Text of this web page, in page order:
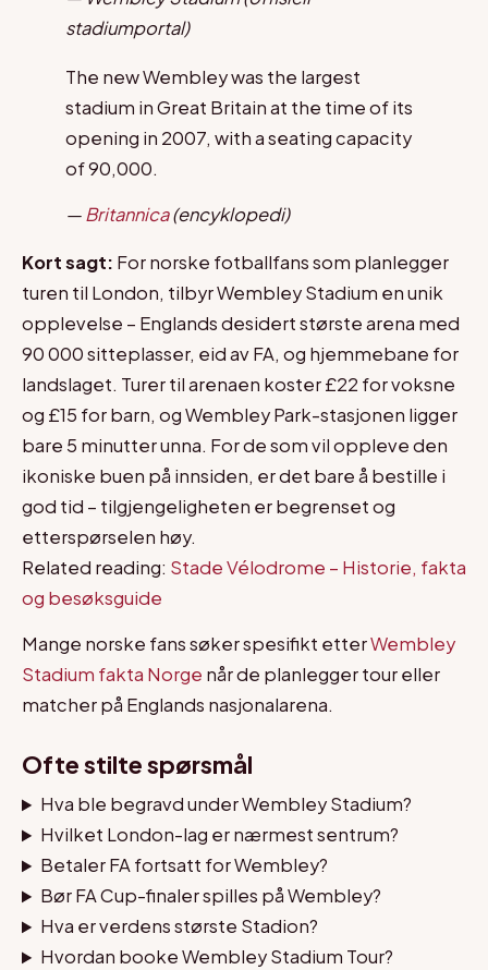
stadiumportal)
The new Wembley was the largest
stadium in Great Britain at the time of its
opening in 2007, with a seating capacity
of 90,000.
—Britannica(encyklopedi)
Kort sagt: For norske fotballfans som planlegger
turen til London, tilbyr Wembley Stadium en unik
opplevelse – Englands desidert største arena med
90 000 sitteplasser, eid av FA, og hjemmebane for
landslaget. Turer til arenaen koster £22 for voksne
og £15 for barn, og Wembley Park-stasjonen ligger
bare 5 minutter unna. For de som vil oppleve den
ikoniske buen på innsiden, er det bare å bestille i
god tid – tilgjengeligheten er begrenset og
etterspørselen høy.
Related reading: Stade Vélodrome – Historie, fakta
og besøksguide
Mange norske fans søker spesifikt etterWembley
Stadium fakta Norge når de planlegger tour eller
matcher på Englands nasjonalarena.
Ofte stilte spørsmål
Hva ble begravd under Wembley Stadium?
Hvilket London-lag er nærmest sentrum?
Betaler FA fortsatt for Wembley?
Bør FA Cup-finaler spilles på Wembley?
Hva er verdens største Stadion?
Hvordan booke Wembley Stadium Tour?